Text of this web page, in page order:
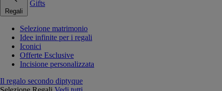
Regali
Gifts
Selezione matrimonio
Idee infinite per i regali
Iconici
Offerte Esclusive
Incisione personalizzata
Il regalo secondo diptyque